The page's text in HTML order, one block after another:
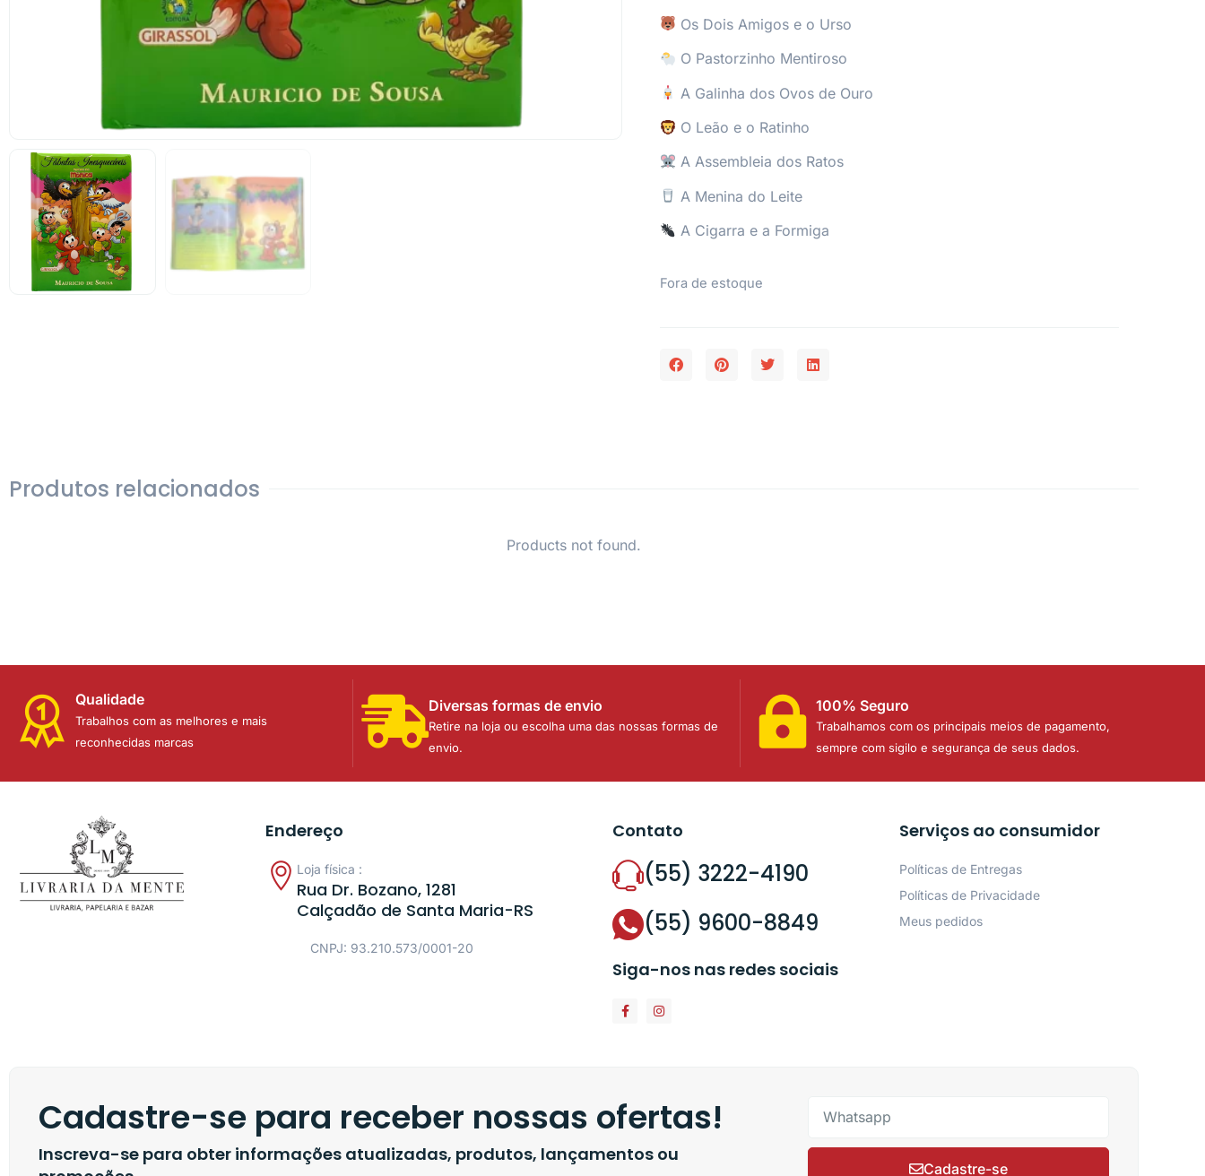
Os Dois Amigos e o Urso
O Pastorzinho Mentiroso
A Galinha dos Ovos de Ouro
O Leão e o Ratinho
A Assembleia dos Ratos
A Menina do Leite
A Cigarra e a Formiga
Fora de estoque
Produtos relacionados
Products not found.
Qualidade
Trabalhos com as melhores e mais
reconhecidas marcas
Diversas formas de envio
Retire na loja ou escolha uma das nossas formas de
envio.
100% Seguro
Trabalhamos com os principais meios de pagamento,
sempre com sigilo e segurança de seus dados.
Endereço
Loja física :
Rua Dr. Bozano, 1281
Calçadão de Santa Maria-RS
CNPJ: 93.210.573/0001-20
Contato
(55) 3222-4190
(55) 9600-8849
Siga-nos nas redes sociais
Serviços ao consumidor
Políticas de Entregas
Políticas de Privacidade
Meus pedidos
Cadastre-se para receber nossas ofertas!
Inscreva-se para obter informações atualizadas, produtos, lançamentos ou
Cadastre-se